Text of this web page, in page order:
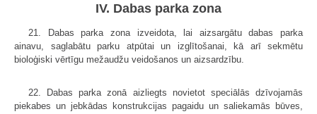
IV. Dabas parka zona
21. Dabas parka zona izveidota, lai aizsargātu dabas parka
ainavu, saglabātu parku atpūtai un izglītošanai, kā arī sekmētu
bioloģiski vērtīgu mežaudžu veidošanos un aizsardzību.
22. Dabas parka zonā aizliegts novietot speciālās dzīvojamās
piekabes un jebkādas konstrukcijas pagaidu un saliekamās būves,